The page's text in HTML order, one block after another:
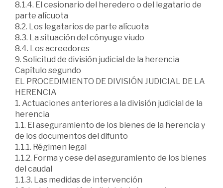
8.1.4. El cesionario del heredero o del legatario de
parte alícuota
8.2. Los legatarios de parte alícuota
8.3. La situación del cónyuge viudo
8.4. Los acreedores
9. Solicitud de división judicial de la herencia
Capítulo segundo
EL PROCEDIMIENTO DE DIVISIÓN JUDICIAL DE LA
HERENCIA
1. Actuaciones anteriores a la división judicial de la
herencia
1.1. El aseguramiento de los bienes de la herencia y
de los documentos del difunto
1.1.1. Régimen legal
1.1.2. Forma y cese del aseguramiento de los bienes
del caudal
1.1.3. Las medidas de intervención